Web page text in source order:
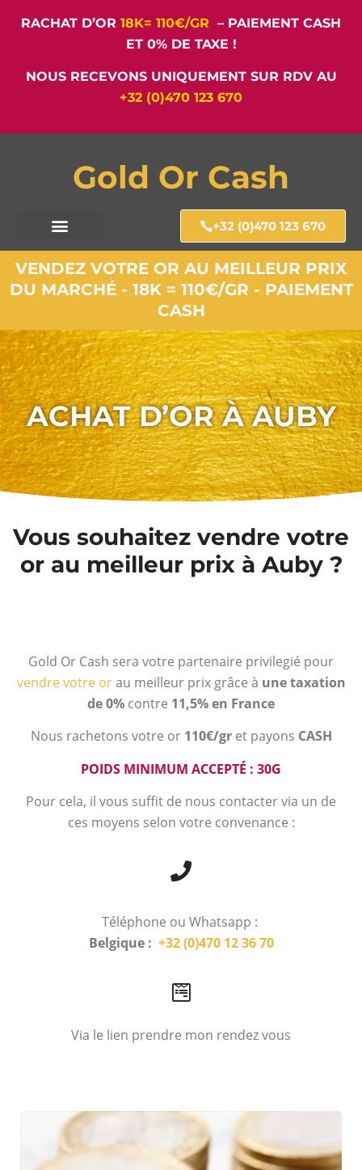
RACHAT D’OR 18K= 110€/GR – PAIEMENT CASH
ET 0% DE TAXE !
NOUS RECEVONS UNIQUEMENT SUR RDV AU
+32 (0)470 123 670
Gold Or Cash
+32 (0)470 123 670
VENDEZ VOTRE OR AU MEILLEUR PRIX
DU MARCHÉ - 18K = 110€/GR - PAIEMENT
CASH
ACHAT D’OR À AUBY
Vous souhaitez vendre votre
or au meilleur prix à Auby ?
Gold Or Cash sera votre partenaire privilegié pour
vendre votre orau meilleur prix grâce à une taxation
de 0% contre 11,5% en France
Nous rachetons votre or 110€/gr et payons CASH
POIDS MINIMUM ACCEPTÉ : 30G
Pour cela, il vous suffit de nous contacter via un de
ces moyens selon votre convenance :
Téléphone ou Whatsapp :
Belgique : +32 (0)470 12 36 70
Via le lien prendre mon rendez vous